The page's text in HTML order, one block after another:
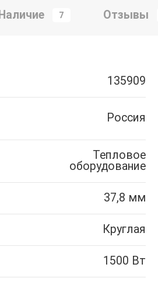
Наличие 7 Отзывы
135909
Россия
Тепловое
оборудование
37,8 мм
Круглая
1500 Вт